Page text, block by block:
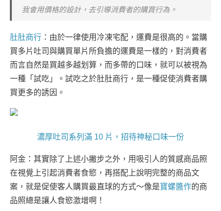
我會用價格的設計，去引導消費者的購買行為。
肚肚商行 ：由於一律使用冷凍宅配，運費是很高的。當購
買多片吐司與購買單片所負擔的運費是一樣的，對消費者
而言自然是買越多越划算，而多帶的口味，就可以被視為
一種「試吃」。試吃之於肚肚商行，是一種促使消費者購
買更多的誘因。
濃厚吐司系列滿 10 片，招待神秘口味一份
阿金：其實除了上述小撇步之外，用吸引人的質感商品照
在視覺上引起消費者食慾，再搭配上說明完整的商品文
案，就是促使客人購買最直球的方式～像是寶螺醬作的商
品照總是讓人食慾激增啊！